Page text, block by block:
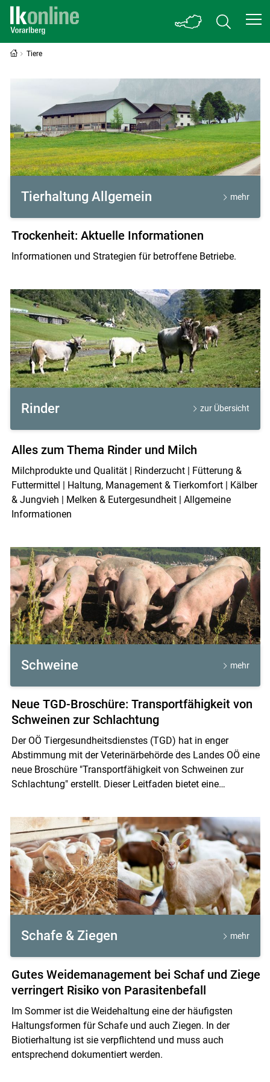
Tiere
Tierhaltung Allgemein mehr
Trockenheit: Aktuelle Informationen
Informationen und Strategien für betroffene Betriebe.
Rinder zur Übersicht
Alles zum Thema Rinder und Milch
Milchprodukte und Qualität | Rinderzucht | Fütterung &
Futtermittel | Haltung, Management & Tierkomfort | Kälber
& Jungvieh | Melken & Eutergesundheit | Allgemeine
Informationen
Schweine mehr
Neue TGD-Broschüre: Transportfähigkeit von
Schweinen zur Schlachtung
Der OÖ Tiergesundheitsdienstes (TGD) hat in enger
Abstimmung mit der Veterinärbehörde des Landes OÖ eine
neue Broschüre "Transportfähigkeit von Schweinen zur
Schlachtung" erstellt. Dieser Leitfaden bietet eine
Beteiligten.
Schafe & Ziegen mehr
Gutes Weidemanagement bei Schaf und Ziege
verringert Risiko von Parasitenbefall
Im Sommer ist die Weidehaltung eine der häufigsten
Haltungsformen für Schafe und auch Ziegen. In der
Biotierhaltung ist sie verpflichtend und muss auch
entsprechend dokumentiert werden.